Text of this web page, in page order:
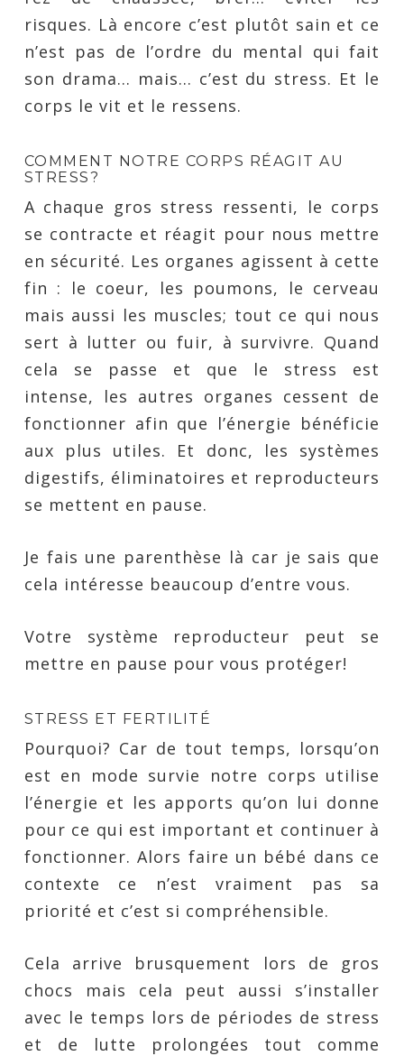
risques. Là encore c’est plutôt sain et ce
n’est pas de l’ordre du mental qui fait
son drama… mais… c’est du stress. Et le
corps le vit et le ressens.
COMMENT NOTRE CORPS RÉAGIT AU
STRESS?
A chaque gros stress ressenti, le corps
se contracte et réagit pour nous mettre
en sécurité. Les organes agissent à cette
fin : le coeur, les poumons, le cerveau
mais aussi les muscles; tout ce qui nous
sert à lutter ou fuir, à survivre. Quand
cela se passe et que le stress est
intense, les autres organes cessent de
fonctionner afin que l’énergie bénéficie
aux plus utiles. Et donc, les systèmes
digestifs, éliminatoires et reproducteurs
se mettent en pause.
Je fais une parenthèse là car je sais que
cela intéresse beaucoup d’entre vous.
Votre système reproducteur peut se
mettre en pause pour vous protéger!
STRESS ET FERTILITÉ
Pourquoi? Car de tout temps, lorsqu’on
est en mode survie notre corps utilise
l’énergie et les apports qu’on lui donne
pour ce qui est important et continuer à
fonctionner. Alors faire un bébé dans ce
contexte ce n’est vraiment pas sa
priorité et c’est si compréhensible.
Cela arrive brusquement lors de gros
chocs mais cela peut aussi s’installer
avec le temps lors de périodes de stress
et de lutte prolongées tout comme